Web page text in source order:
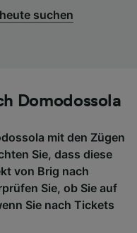
suchen
Domodossola
mit den Zügen
Sie, dass diese
von Brig nach
Sie, ob Sie auf
Sie nach Tickets